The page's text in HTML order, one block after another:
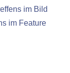
im Bild
im Feature